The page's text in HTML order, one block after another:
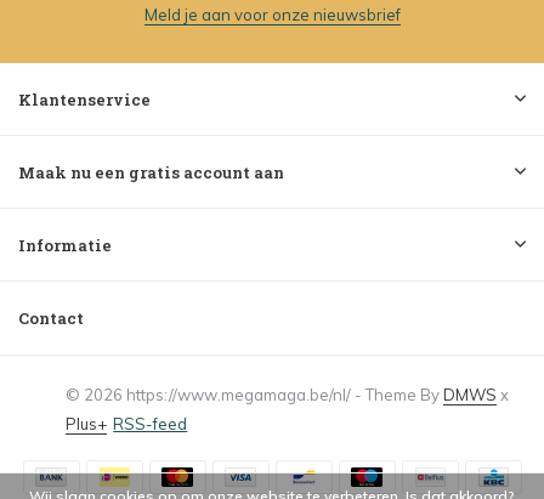
Meld je aan voor onze nieuwsbrief
Klantenservice
Maak nu een gratis account aan
Informatie
Contact
© 2026 https://www.megamaga.be/nl/ - Theme ByDMWS x
Plus+ RSS-feed